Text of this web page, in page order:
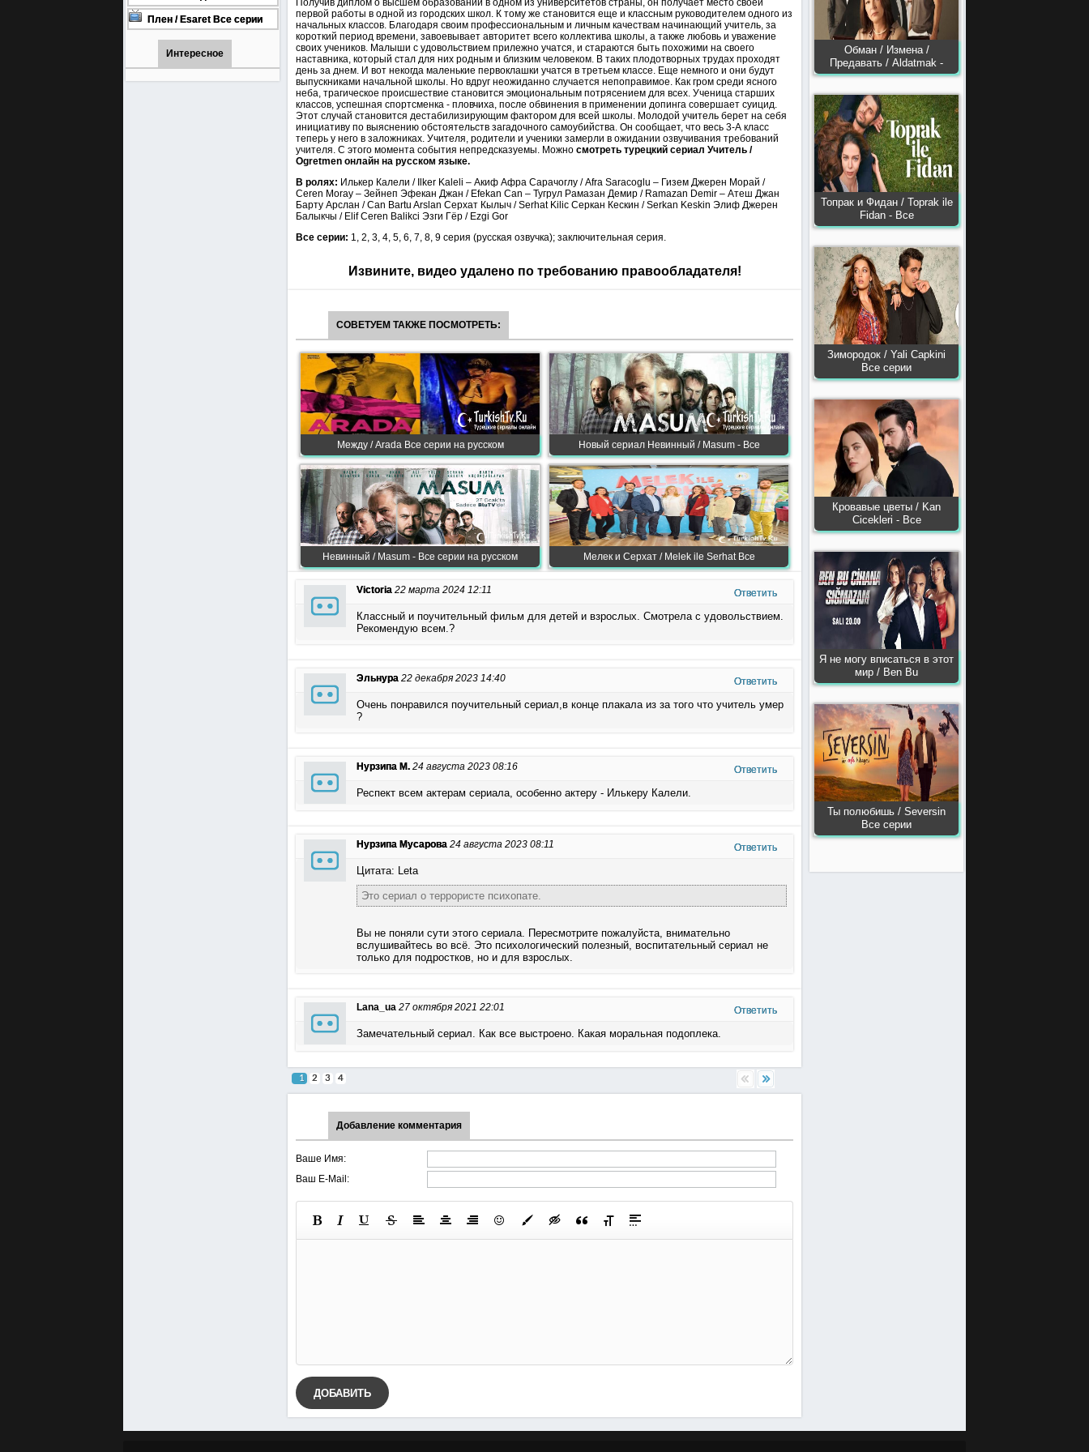
онлайн бесплатно
1001 (Турецкий сериал Все
серии) 1-90 серия
Плен / Esaret Все серии
турецкий сериал смотреть
онлайн на русском языке
Интересное
Обман / Измена /
Предавать / Aldatmak -
Топрак и Фидан / Toprak ile
Fidan - Все
Зимородок / Yali Capkini
Все серии
Кровавые цветы / Kan
Сiсekleri - Все
Я не могу вписаться в этот
мир / Ben Bu
Ты полюбишь / Seversin
Все серии
Получив диплом о высшем образовании в одном из университетов страны, он получает место своей
первой работы в одной из городских школ. К тому же становится еще и классным руководителем одного из
начальных классов. Благодаря своим профессиональным и личным качествам начинающий учитель, за
короткий период времени, завоевывает авторитет всего коллектива школы, а также любовь и уважение
своих учеников. Малыши с удовольствием прилежно учатся, и стараются быть похожими на своего
наставника, который стал для них родным и близким человеком. В таких плодотворных трудах проходят
день за днем. И вот некогда маленькие первоклашки учатся в третьем классе. Еще немного и они будут
выпускниками начальной школы. Но вдруг неожиданно случается непоправимое. Как гром среди ясного
неба, трагическое происшествие становится эмоциональным потрясением для всех. Ученица старших
классов, успешная спортсменка - пловчиха, после обвинения в применении допинга совершает суицид.
Этот случай становится дестабилизирующим фактором для всей школы. Молодой учитель берет на себя
инициативу по выяснению обстоятельств загадочного самоубийства. Он сообщает, что весь 3-А класс
теперь у него в заложниках. Учителя, родители и ученики замерли в ожидании озвучивания требований
учителя. С этого момента события непредсказуемы. Можно смотреть турецкий сериал Учитель /
Ogretmen онлайн на русском языке.
В ролях: Илькер Калели / Ilker Kaleli – Акиф Афра Сарачоглу / Afra Saracoglu – Гизем Джерен Морай /
Ceren Moray – Зейнеп Эфекан Джан / Efekan Can – Тугрул Рамазан Демир / Ramazan Demir – Атеш Джан
Барту Арслан / Can Bartu Arslan Серхат Кылыч / Serhat Kilic Серкан Кескин / Serkan Keskin Элиф Джерен
Балыкчы / Elif Ceren Balikci Эзги Гёр / Ezgi Gor
Все серии: 1, 2, 3, 4, 5, 6, 7, 8, 9 серия (русская озвучка); заключительная серия.
Извините, видео удалено по требованию правообладателя!
СОВЕТУЕМ ТАКЖЕ ПОСМОТРЕТЬ:
Между / Arada Все серии на русском Новый сериал Невинный / Masum - Все
Невинный / Masum - Все серии на русском Мелек и Серхат / Melek ile Serhat Все
Victoria 22 марта 2024 12:11 Ответить
Классный и поучительный фильм для детей и взрослых. Смотрела с удовольствием.
Рекомендую всем.?
Эльнура 22 декабря 2023 14:40 Ответить
Очень понравился поучительный сериал,в конце плакала из за того что учитель умер
?
Нурзипа М. 24 августа 2023 08:16 Ответить
Респект всем актерам сериала, особенно актеру - Илькеру Калели.
Нурзипа Мусарова 24 августа 2023 08:11 Ответить
Цитата: Leta
Это сериал о террористе психопате.
Вы не поняли сути этого сериала. Пересмотрите пожалуйста, внимательно
вслушивайтесь во всё. Это психологический полезный, воспитательный сериал не
только для подростков, но и для взрослых.
Lana_ua 27 октября 2021 22:01 Ответить
Замечательный сериал. Как все выстроено. Какая моральная подоплека.
1 2 3 4
Добавление комментария
Ваше Имя:
Ваш E-Mail:
ДОБАВИТЬ